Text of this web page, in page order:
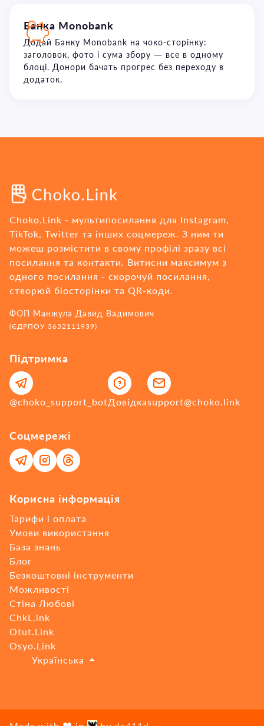
Банка Monobank
Додай Банку Monobank на чоко-сторінку:
заголовок, фото і сума збору — все в одному
блоці. Донори бачать прогрес без переходу в
додаток.
Choko.Link - мультипосилання для Instagram,
TikTok, Twitter та інших соцмереж. З ним ти
можеш розмістити в свому профілі зразу всі
посилання та контакти. Витисни максимум з
одного посилання - cкорочуй посилання,
створюй біосторінки та QR-коди.
ФОП Манжула Давид Вадимович
(ЄДРПОУ 3632111939)
Підтримка
@choko_support_botДовідкаsupport@choko.link
Соцмережі
Корисна інформація
Тарифи і оплата
Умови використання
База знань
Блог
Безкоштовні інструменти
Можливості
Стіна Любові
ChkL.ink
Otut.Link
Osyo.Link
Українська